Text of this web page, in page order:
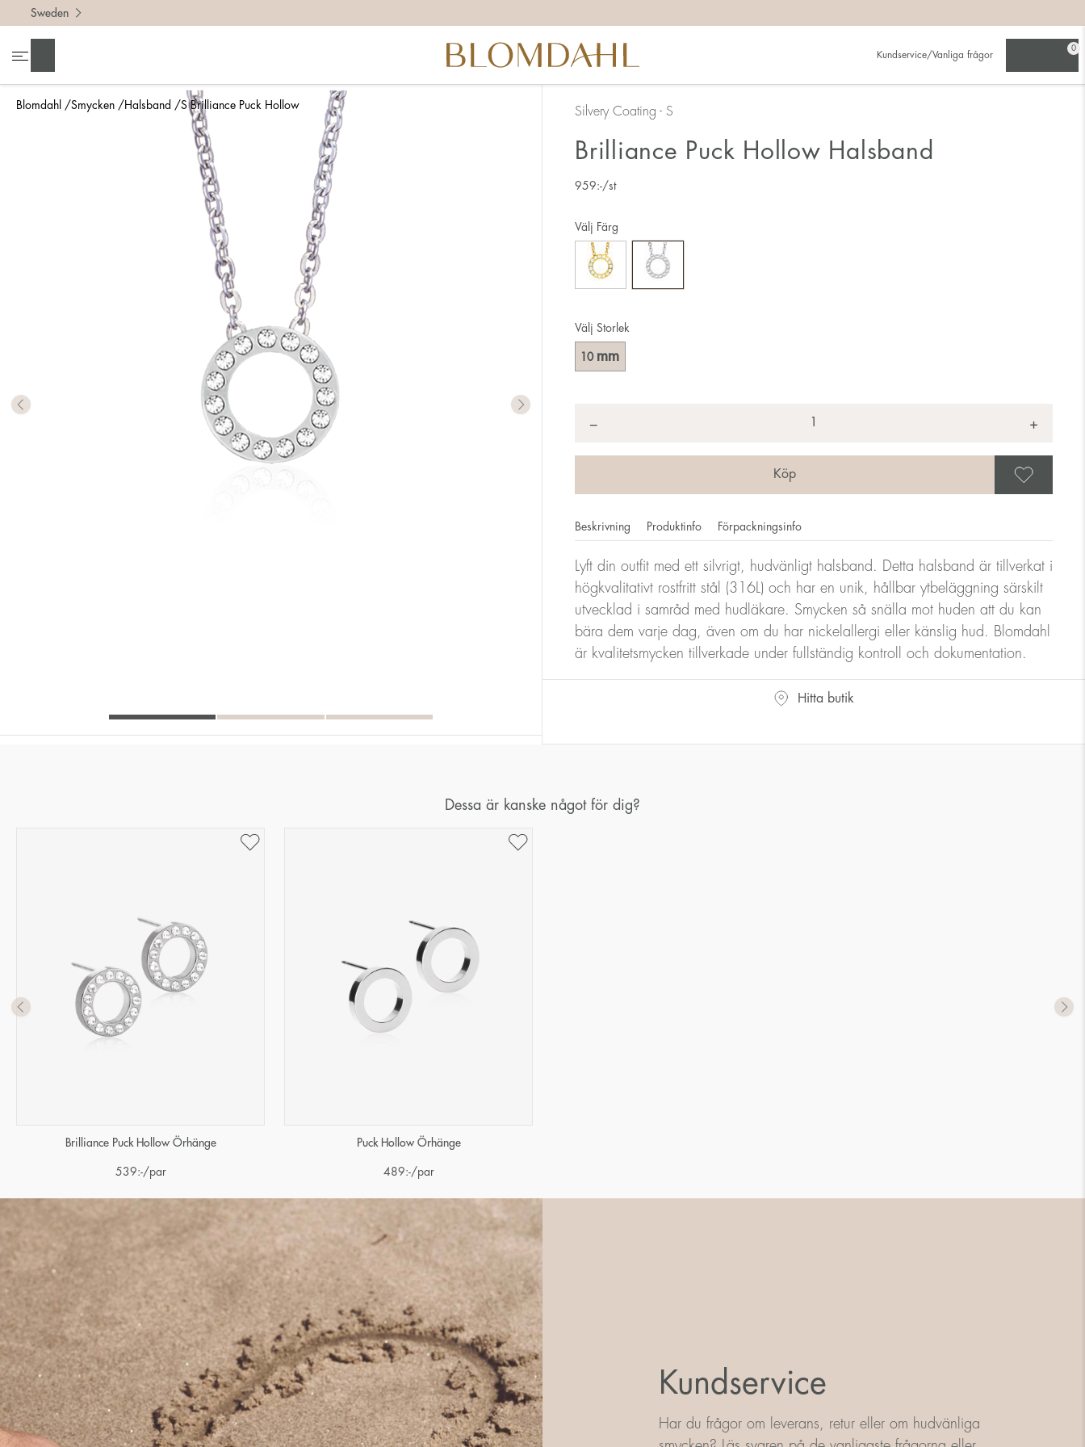
Blomdahl Smycken Halsband S Brilliance Puck Hollow
Sweden
Kundservice/Vanliga frågor
0
Silvery Coating - S
Brilliance Puck Hollow Halsband
959:-/st
Välj Storlek
10 mm
Välj Färg
− +
Beskrivning Produktinfo Förpackningsinfo
Lyft din outfit med ett silvrigt, hudvänligt halsband. Detta halsband är tillverkat i
högkvalitativt rostfritt stål (316L) och har en unik, hållbar ytbeläggning särskilt
utvecklad i samråd med hudläkare. Smycken så snälla mot huden att du kan
bära dem varje dag, även om du har nickelallergi eller känslig hud. Blomdahl
är kvalitetsmycken tillverkade under fullständig kontroll och dokumentation.
Hitta butik
Dessa är kanske något för dig?
Brilliance Puck Hollow Örhänge
539:-/par
Puck Hollow Örhänge
489:-/par
Kundservice
Har du frågor om leverans, retur eller om hudvänliga